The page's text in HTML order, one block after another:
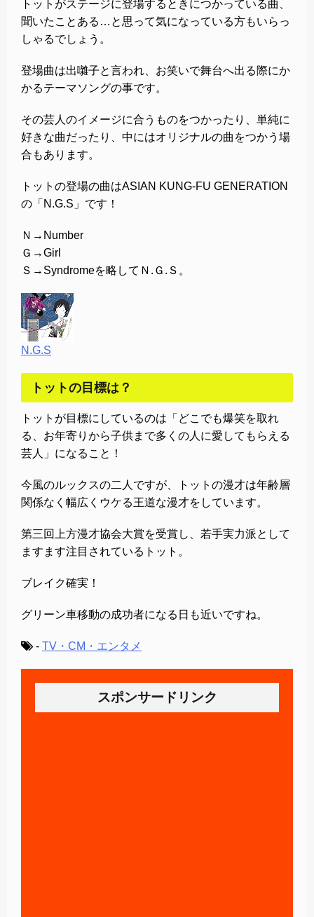
トットがステージに登場するときにつかっている曲、
聞いたことある…と思って気になっている方もいらっ
しゃるでしょう。
登場曲は出囃子と言われ、お笑いで舞台へ出る際にか
かるテーマソングの事です。
その芸人のイメージに合うものをつかったり、単純に
好きな曲だったり、中にはオリジナルの曲をつかう場
合もあります。
トットの登場の曲はASIAN KUNG-FU GENERATION
の「N.G.S」です！
Ｎ→Number
Ｇ→Girl
Ｓ→Syndromeを略してＮ.Ｇ.Ｓ。
N.G.S
トットの目標は？
トットが目標にしているのは「どこでも爆笑を取れ
る、お年寄りから子供まで多くの人に愛してもらえる
芸人」になること！
今風のルックスの二人ですが、トットの漫才は年齢層
関係なく幅広くウケる王道な漫才をしています。
第三回上方漫才協会大賞を受賞し、若手実力派として
ますます注目されているトット。
ブレイク確実！
グリーン車移動の成功者になる日も近いですね。
- TV・CM・エンタメ
スポンサードリンク